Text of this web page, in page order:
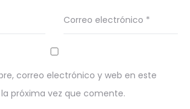
Correo electrónico *
correo electrónico y web en este
próxima vez que comente.